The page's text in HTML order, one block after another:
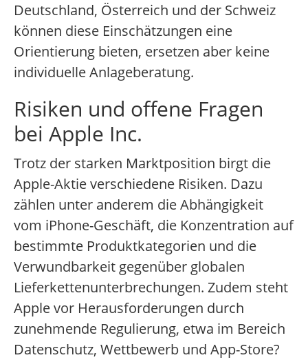
Deutschland, Österreich und der Schweiz
können diese Einschätzungen eine
Orientierung bieten, ersetzen aber keine
individuelle Anlageberatung.
Risiken und offene Fragen
bei Apple Inc.
Trotz der starken Marktposition birgt die
Apple-Aktie verschiedene Risiken. Dazu
zählen unter anderem die Abhängigkeit
vom iPhone-Geschäft, die Konzentration auf
bestimmte Produktkategorien und die
Verwundbarkeit gegenüber globalen
Lieferkettenunterbrechungen. Zudem steht
Apple vor Herausforderungen durch
zunehmende Regulierung, etwa im Bereich
Datenschutz, Wettbewerb und App-Store?